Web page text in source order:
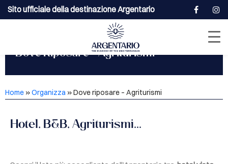
Sito ufficiale della destinazione Argentario
Dove Riposare - Agriturismi
Home »Organizza »Dove riposare – Agriturismi
Hotel, B&B, Agriturismi...